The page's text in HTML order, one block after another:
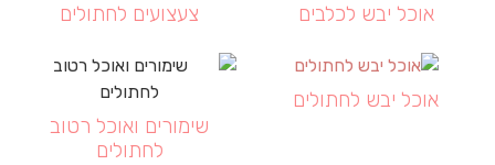
אוכל יבש לכלבים צעצועים לחתולים
אוכל יבש לחתולים
שימורים ואוכל רטוב
לחתולים